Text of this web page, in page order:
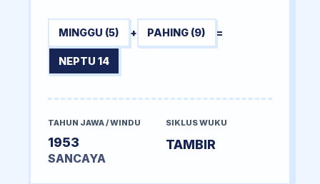
MINGGU (5) + PAHING (9) =
NEPTU 14
TAHUN JAWA / WINDU
1953
SANCAYA
SIKLUS WUKU
TAMBIR